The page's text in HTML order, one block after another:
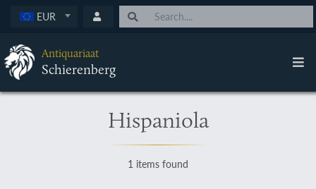
EUR
Antiquariaat
Schierenberg
Hispaniola
1 items found